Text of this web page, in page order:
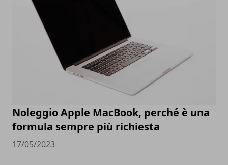
Noleggio Apple MacBook, perché è una
formula sempre più richiesta
17/05/2023